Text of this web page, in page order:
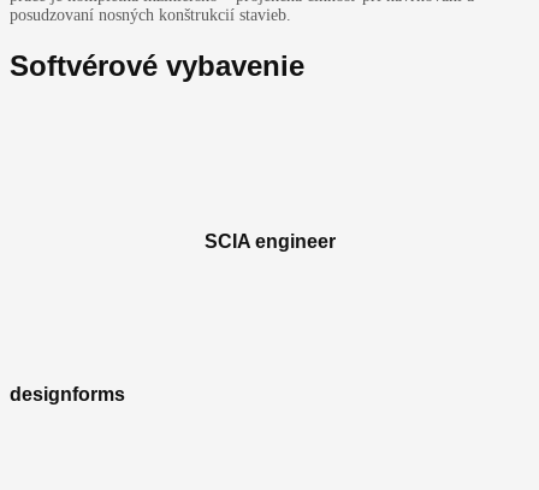
posudzovaní nosných konštrukcií stavieb.
Softvérové vybavenie
SCIA engineer
designforms